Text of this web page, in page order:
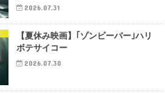
2026.07.31
【夏休み映画】｢ゾンビーバー｣ハリ
ボテサイコー
2026.07.30